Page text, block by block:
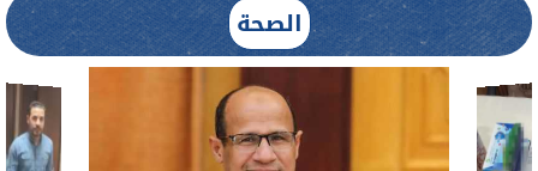
الصحة